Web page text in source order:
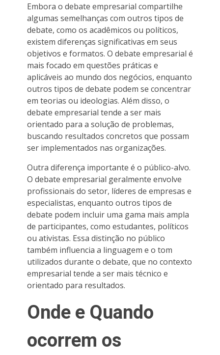
Embora o debate empresarial compartilhe
algumas semelhanças com outros tipos de
debate, como os acadêmicos ou políticos,
existem diferenças significativas em seus
objetivos e formatos. O debate empresarial é
mais focado em questões práticas e
aplicáveis ao mundo dos negócios, enquanto
outros tipos de debate podem se concentrar
em teorias ou ideologias. Além disso, o
debate empresarial tende a ser mais
orientado para a solução de problemas,
buscando resultados concretos que possam
ser implementados nas organizações.
Outra diferença importante é o público-alvo.
O debate empresarial geralmente envolve
profissionais do setor, líderes de empresas e
especialistas, enquanto outros tipos de
debate podem incluir uma gama mais ampla
de participantes, como estudantes, políticos
ou ativistas. Essa distinção no público
também influencia a linguagem e o tom
utilizados durante o debate, que no contexto
empresarial tende a ser mais técnico e
orientado para resultados.
Onde e Quando
ocorrem os